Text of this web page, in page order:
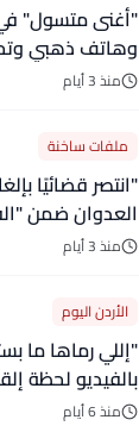
وهاتف ذهبي
منذ 3 أيام
ملفات ساخنة
العدوان ضمن
- تفاصيل
منذ 3 أيام
الأردن اليوم
بالفيديو لحظة
منذ 6 أيام